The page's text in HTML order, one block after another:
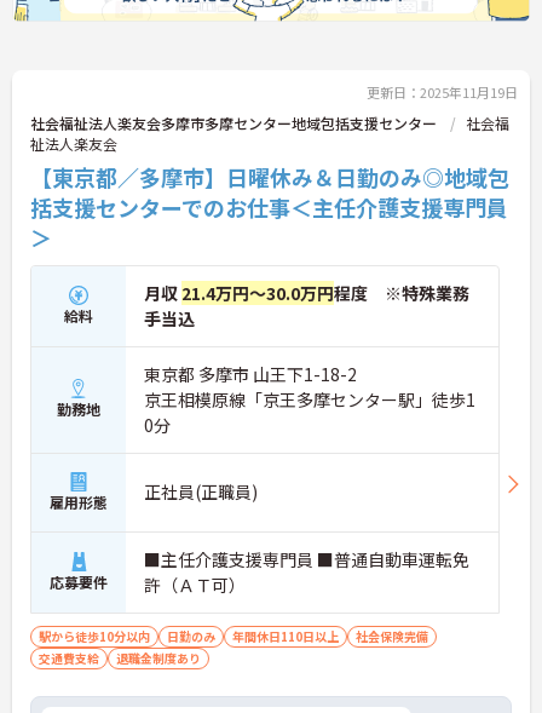
・出退勤の時間を柔軟に調整できるフレックスタイ
ム制を採用しており、ご自身のペースや業務量に合
わせたスケジュール管理が可能です
・ご自宅からの直行訪問など効率的な働き方も実践
できることで、業務の負担を軽減しながらメリハリ
をつけて活躍できます
います】
・医療費・市販薬の補助や各種お祝い金などを提供
する共済会制度があり、職員の健康と生活を多角的
育児・介護向けの時短勤務制度も充実しており、ご
家庭との両立を支える環境です
です】
・新人指導や地域包括支援センターとの連携など、
スーパーバイザーとしての役割を通じてケアマネジ
メントの質向上に深く貢献できます
・65歳定年制に加え、75歳までの再雇用制度が設け
られており、培った経験を活かして将来にわたり長
く働き続けられます
更新日：2025年11月19日
社会福祉法人楽友会多摩市多摩センター地域包括支援センター
社会福
祉法人楽友会
【東京都／多摩市】日曜休み＆日勤のみ◎地域包
括支援センターでのお仕事＜主任介護支援専門員
＞
給料
月収 21.4万円～30.0万円程度 ※特殊業務
手当込
勤務地
東京都 多摩市 山王下1-18-2
京王相模原線「京王多摩センター駅」徒歩1
0分
雇用形態 正社員(正職員)
応募要件
■主任介護支援専門員 ■普通自動車運転免
許（ＡＴ可）
駅から徒歩10分以内 日勤のみ 年間休日110日以上
社会保険完備
交通費支給
退職金制度あり